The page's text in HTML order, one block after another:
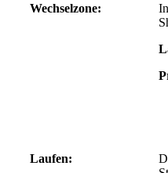
Wechselzone:
Laufen: